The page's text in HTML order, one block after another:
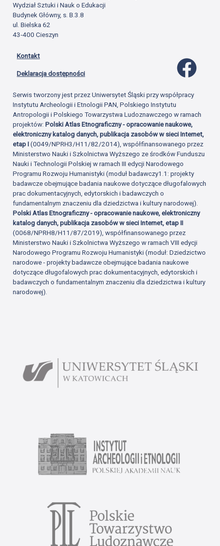
Wydział Sztuki i Nauk o Edukacji
Budynek Główny, s. B.3.8
ul. Bielska 62
43-400 Cieszyn
Kontakt
Deklaracja dostępności
Serwis tworzony jest przez Uniwersytet Śląski przy współpracy
Instytutu Archeologii i Etnologii PAN, Polskiego Instytutu
Antropologii i Polskiego Towarzystwa Ludoznawczego w ramach
projektów:Polski Atlas Etnograficzny - opracowanie naukowe,
elektroniczny katalog danych, publikacja zasobów w sieci Internet,
etap I(0049/NPRH3/H11/82/2014), współfinansowanego przez
Ministerstwo Nauki i Szkolnictwa Wyższego ze środków Funduszu
Nauki i Technologii Polskiej w ramach III edycji Narodowego
Programu Rozwoju Humanistyki (moduł badawczy1.1: projekty
badawcze obejmujące badania naukowe dotyczące długofalowych
prac dokumentacyjnych, edytorskich i badawczych o
fundamentalnym znaczeniu dla dziedzictwa i kultury narodowej).
Polski Atlas Etnograficzny - opracowanie naukowe, elektroniczny
katalog danych, publikacja zasobów w sieci Internet, etap II
(0068/NPRH8/H11/87/2019), współfinansowanego przez
Ministerstwo Nauki i Szkolnictwa Wyższego w ramach VIII edycji
Narodowego Programu Rozwoju Humanistyki (moduł: Dziedzictwo
narodowe - projekty badawcze obejmujące badania naukowe
dotyczące długofalowych prac dokumentacyjnych, edytorskich i
badawczych o fundamentalnym znaczeniu dla dziedzictwa i kultury
narodowej).